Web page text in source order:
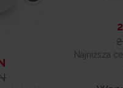
Najniższa